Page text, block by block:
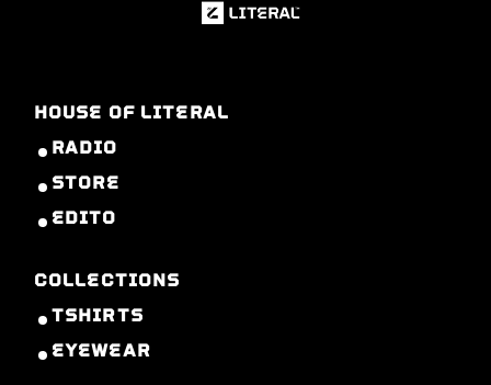
HOUSE OF LITERAL
RADIO
STORE
EDITO
COLLECTIONS
TSHIRTS
EYEWEAR